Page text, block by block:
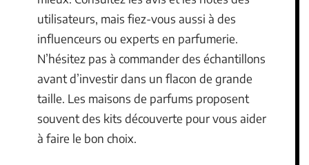
utilisateurs, mais fiez-vous aussi à des
influenceurs ou experts en parfumerie.
N’hésitez pas à commander des échantillons
avant d’investir dans un flacon de grande
taille. Les maisons de parfums proposent
souvent des kits découverte pour vous aider
à faire le bon choix.